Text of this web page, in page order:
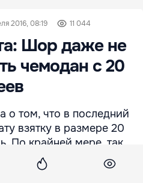
2016, 08:19 11 044
Шор даже не
чемодан с 20
о том, что в последний
взятку в размере 20
По крайней мере, так
ЛДПМ Игорь Попа.